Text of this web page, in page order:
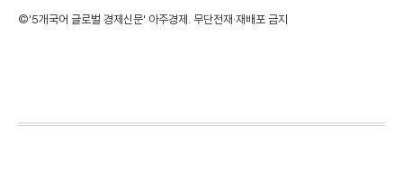
©'5개국어 글로벌 경제신문' 아주경제. 무단전재·재배포 금지